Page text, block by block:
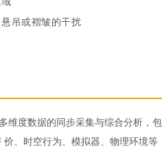
吊或褶皱的干扰
维度数据的同步采集与综合分析，
、时空行为、模拟器、物理环境